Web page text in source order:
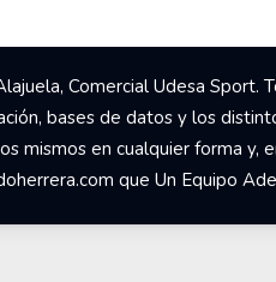
Comercial Udesa
bases de datos y los
mismos en cualquier forma y,
que Un Equipo